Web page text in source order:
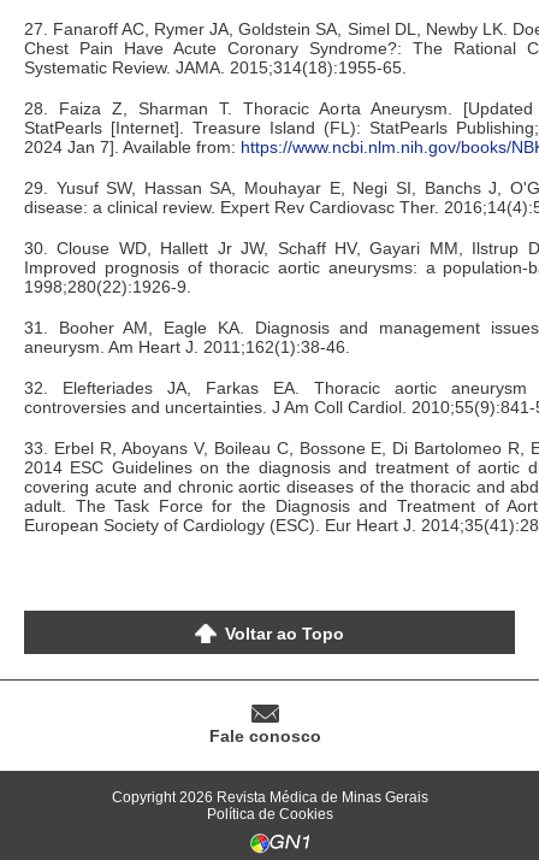
27. Fanaroff AC, Rymer JA, Goldstein SA, Simel DL, Newby LK.
Chest Pain Have Acute Coronary Syndrome?: The Rational
Systematic Review. JAMA. 2015;314(18):1955-65.
28. Faiza Z, Sharman T. Thoracic Aorta Aneurysm.
StatPearls [Internet]. Treasure Island (FL): StatPearls
2024 Jan 7]. Available from: https://www.ncbi.nlm.nih.gov/books/
29. Yusuf SW, Hassan SA, Mouhayar E, Negi SI, Banchs J,
disease: a clinical review. Expert Rev Cardiovasc Ther.
30. Clouse WD, Hallett Jr JW, Schaff HV, Gayari MM, Ilstrup
Improved prognosis of thoracic aortic aneurysms: a population-
1998;280(22):1926-9.
31. Booher AM, Eagle KA. Diagnosis and management
aneurysm. Am Heart J. 2011;162(1):38-46.
32. Elefteriades JA, Farkas EA. Thoracic aortic aneurysm
controversies and uncertainties. J Am Coll Cardiol. 2010;55(9):841-
33. Erbel R, Aboyans V, Boileau C, Bossone E, Di Bartolomeo R,
2014 ESC Guidelines on the diagnosis and treatment of aortic
covering acute and chronic aortic diseases of the thoracic and
adult. The Task Force for the Diagnosis and Treatment of
European Society of Cardiology (ESC). Eur Heart J.
Voltar ao Topo
Fale conosco
Copyright 2026 Revista Médica de Minas Gerais
Política de Cookies